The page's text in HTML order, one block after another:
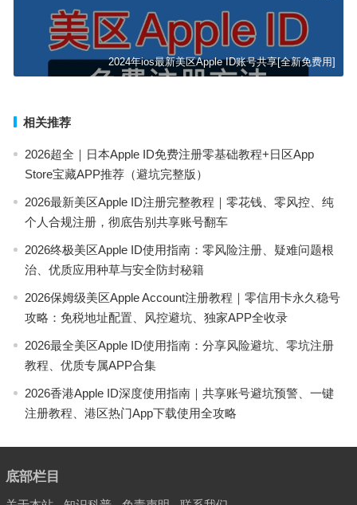
2024年ios最新美区Apple ID账号共享[全新免费用]
相关推荐
2026超全｜日本Apple ID免费注册零基础教程+日区App
Store宝藏APP推荐（避坑完整版）
2026最新美区Apple ID注册完整教程｜零花钱、零风控、纯
个人合规注册，彻底告别共享账号翻车
2026终极美区Apple ID使用指南：零风险注册、疑难问题根
治、优质应用种草与安全防封秘籍
2026保姆级美区Apple Account注册教程｜零信用卡永久稳号
攻略：免税地址配置、风控避坑、独家APP全收录
2026最全美区Apple ID使用指南：分享风险避坑、零坑注册
教程、优质专属APP合集
2026香港Apple ID深度使用指南｜共享账号避坑预警、一键
注册教程、港区热门App下载使用全攻略
底部栏目